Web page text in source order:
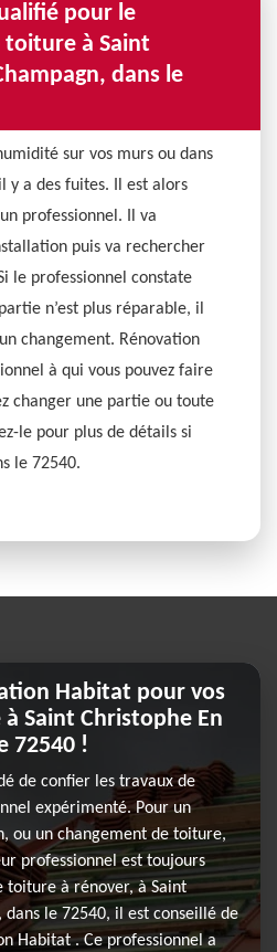
pour le
toiture à Saint
dans le
sur vos murs ou dans
y a des fuites. Il est alors
professionnel. Il va
puis va rechercher
le professionnel constate
n’est plus réparable, il
changement. Rénovation
à qui vous pouvez faire
changer une partie ou toute
le pour plus de détails si
le 72540.
Habitat pour vos
Saint Christophe En
72540 !
de confier les travaux de
expérimenté. Pour un
ou un changement de toiture,
professionnel est toujours
toiture à rénover, à Saint
dans le 72540, il est conseillé de
Habitat . Ce professionnel a